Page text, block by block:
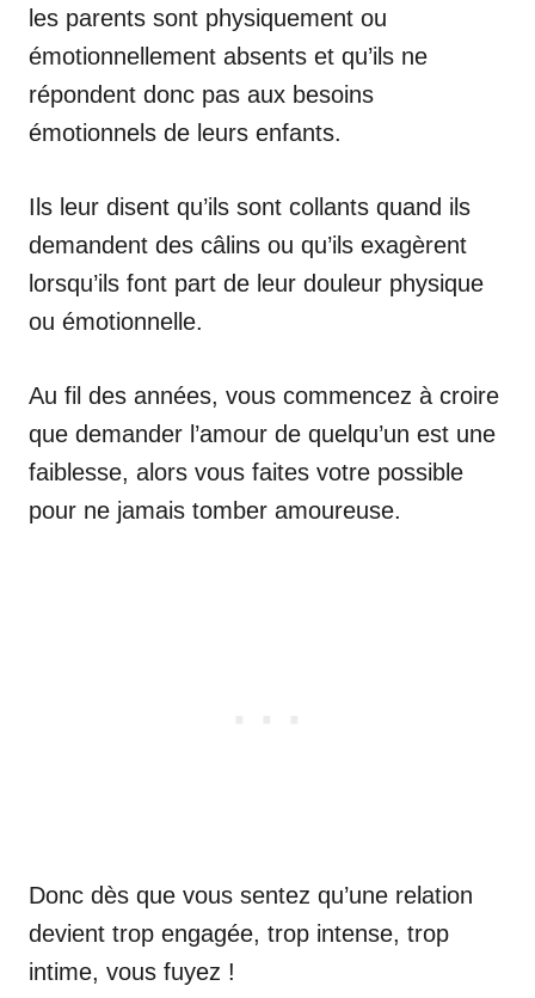
les parents sont physiquement ou
émotionnellement absents et qu’ils ne
répondent donc pas aux besoins
émotionnels de leurs enfants.
Ils leur disent qu’ils sont collants quand ils
demandent des câlins ou qu’ils exagèrent
lorsqu’ils font part de leur douleur physique
ou émotionnelle.
Au fil des années, vous commencez à croire
que demander l’amour de quelqu’un est une
faiblesse, alors vous faites votre possible
pour ne jamais tomber amoureuse.
Donc dès que vous sentez qu’une relation
devient trop engagée, trop intense, trop
intime, vous fuyez !